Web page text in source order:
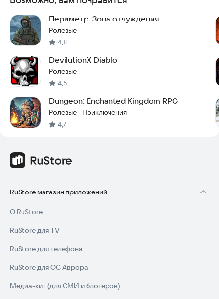
Соберите свою команду, победите древнее зло и спасите
мир Darkest AFK!
Присоединяйтесь к сообществу игры:
Discord: https://discord.gg/ksfpxCYbnA
Периметр. Зона отчуждения.
Ролевые
4,8
DevilutionX Diablo
Ролевые
4,5
Dungeon: Enchanted Kingdom RPG
Ролевые · Приключения
4,7
RuStore магазин приложений
О RuStore
RuStore для TV
RuStore для телефона
RuStore для ОС Аврора
Медиа-кит (для СМИ и блогеров)